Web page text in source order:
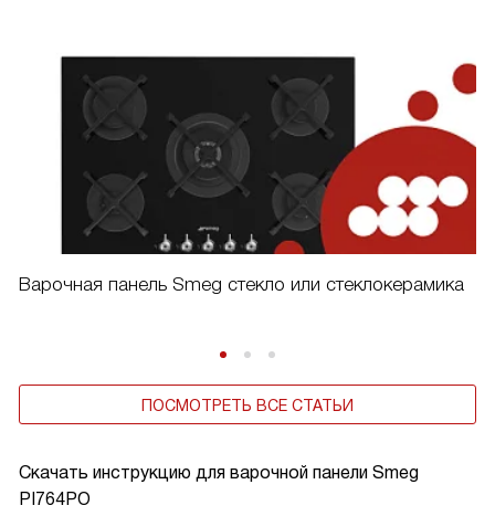
Скачать инструкцию для варочной панели Smeg
PI764PO
Варочная панель Smeg стекло или стеклокерамика
ПОСМОТРЕТЬ ВСЕ СТАТЬИ